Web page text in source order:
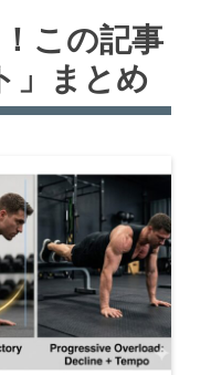
この記事
」まとめ